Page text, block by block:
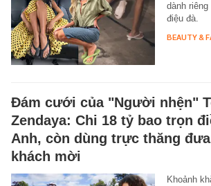
dành
điệu đà.
BEAUTY &
Đám cưới của "Người nhện"
Zendaya: Chi 18 tỷ bao trọn
Anh, còn dùng trực thăng
khách mời
Khoảnh